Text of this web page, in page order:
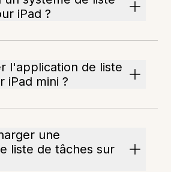
iPad ?
l'application de liste
iPad mini ?
une
liste de tâches sur